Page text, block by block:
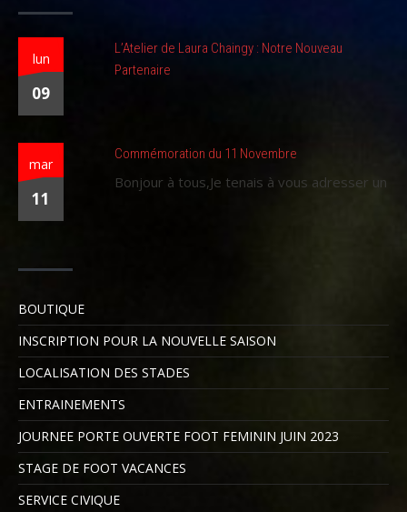
lun
09
L’Atelier de Laura Chaingy : Notre Nouveau
Partenaire
mar
11
Commémoration du 11 Novembre
Bonjour à tous,Je tenais à vous adresser un
BOUTIQUE
INSCRIPTION POUR LA NOUVELLE SAISON
LOCALISATION DES STADES
ENTRAINEMENTS
JOURNEE PORTE OUVERTE FOOT FEMININ JUIN 2023
STAGE DE FOOT VACANCES
SERVICE CIVIQUE